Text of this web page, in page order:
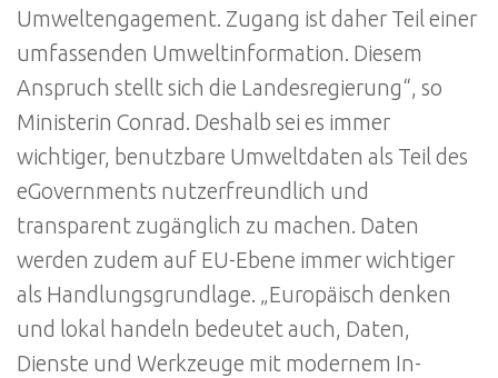
Umweltengagement. Zugang ist daher Teil einer
umfassenden Umweltinformation. Diesem
Anspruch stellt sich die Landesregierung“, so
Ministerin Conrad. Deshalb sei es immer
wichtiger, benutzbare Umweltdaten als Teil des
eGovernments nutzerfreundlich und
transparent zugänglich zu machen. Daten
werden zudem auf EU-Ebene immer wichtiger
als Handlungsgrundlage. „Europäisch denken
und lokal handeln bedeutet auch, Daten,
Dienste und Werkzeuge mit modernem In-